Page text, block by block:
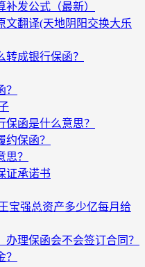
发公式（最新）
文翻译(天地阴阳交换大乐
成银行保函？
函是什么意思？
保函？
？
证承诺书
宝强总资产多少亿每月给
理保函会不会签订合同？